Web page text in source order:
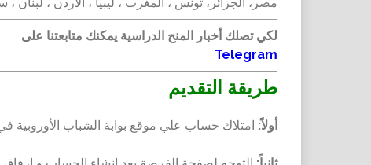
لكي تصلك أخبار المنح الدراسية يمكنك متابعتنا على
Telegram
طريقة التقديم
أولاً: امتلاك حساب علي موقع بوابة الشباب